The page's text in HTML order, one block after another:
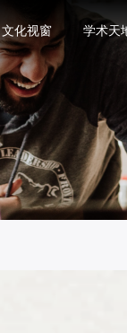
文化视窗 学术天